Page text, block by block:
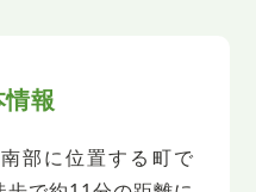
報
部に位置する町で